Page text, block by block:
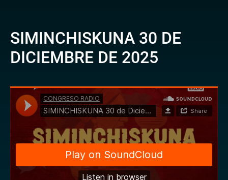
SIMINCHISKUNA 30 DE
DICIEMBRE DE 2025